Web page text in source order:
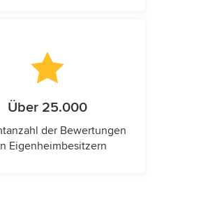
Über 25.000
der Bewertungen
Eigenheimbesitzern